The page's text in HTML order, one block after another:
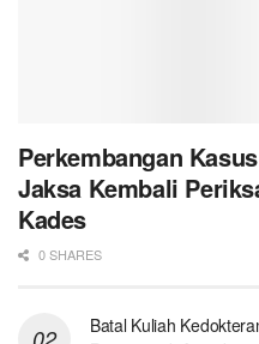
Perkembangan
Jaksa Kembali
Kades
0 SHARES
Batal Kuliah